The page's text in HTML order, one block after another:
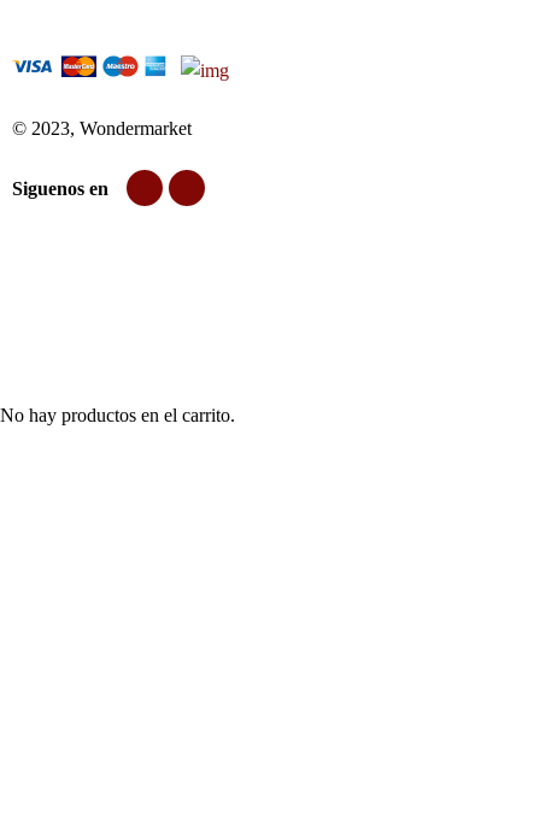
© 2023, Wondermarket
Siguenos en
No hay productos en el carrito.